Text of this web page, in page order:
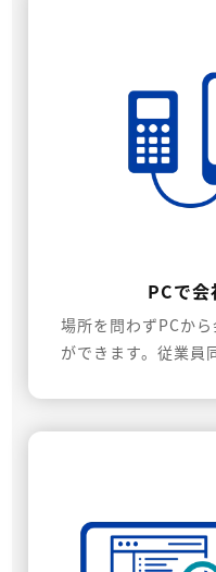
PCで
場所を問わずPCか
ができます。従業員